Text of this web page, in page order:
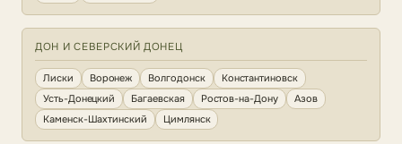
ДОН И СЕВЕРСКИЙ ДОНЕЦ
Лиски Воронеж Волгодонск
Константиновск
Усть-Донецкий
Багаевская Ростов-на-Дону
Азов
Каменск-Шахтинский
Цимлянск